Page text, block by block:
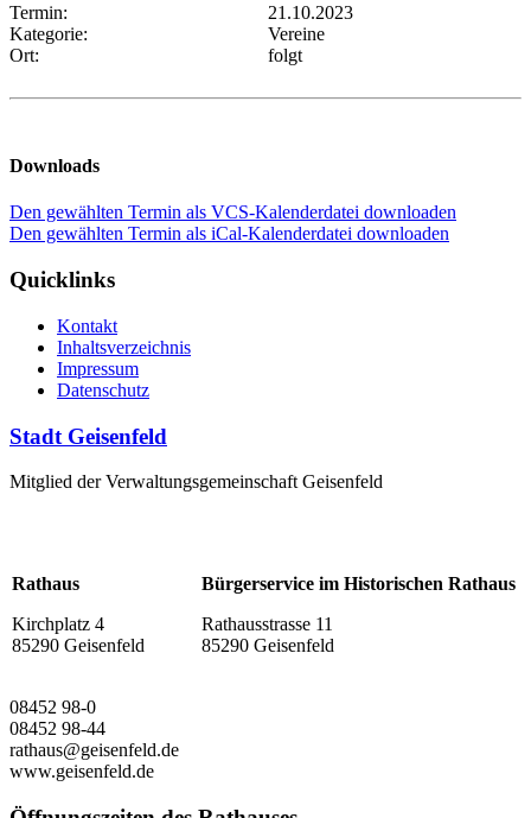
Termin:
21.10.2023
Kategorie:
Vereine
Ort:
folgt
Downloads
Den gewählten Termin als VCS-Kalenderdatei downloaden
Den gewählten Termin als iCal-Kalenderdatei downloaden
Quicklinks
Kontakt
Inhaltsverzeichnis
Impressum
Datenschutz
Stadt Geisenfeld
Mitglied der Verwaltungsgemeinschaft Geisenfeld
Rathaus
Kirchplatz 4
85290 Geisenfeld
Bürgerservice im Historischen Rathaus
Rathausstrasse 11
85290 Geisenfeld
08452 98-0
08452 98-44
rathaus@geisenfeld.de
www.geisenfeld.de